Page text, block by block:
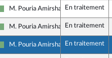
Écologiste et Social
M. Pouria AmirshahiEn traitement
Écologiste et Social
M. Pouria AmirshahiEn traitement
Écologiste et Social
M. Pouria AmirshahiEn traitement